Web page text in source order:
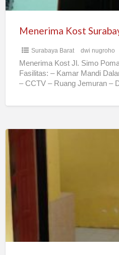
Surabaya Barat dwi nugroho
Menerima Kost Jl. Simo
Fasilitas: – Kamar Mandi
– CCTV – Ruang Jemuran –
Kost
Pria/Wanita/Family
Sidoarjo
Kota